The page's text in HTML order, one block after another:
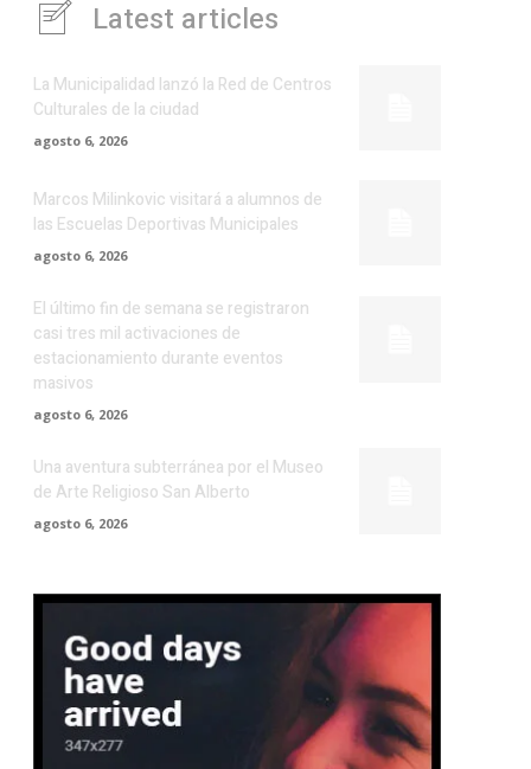
Latest articles
La Municipalidad lanzó la Red de Centros
Culturales de la ciudad
agosto 6, 2026
Marcos Milinkovic visitará a alumnos de
las Escuelas Deportivas Municipales
agosto 6, 2026
El último fin de semana se registraron
casi tres mil activaciones de
estacionamiento durante eventos
masivos
agosto 6, 2026
Una aventura subterránea por el Museo
de Arte Religioso San Alberto
agosto 6, 2026